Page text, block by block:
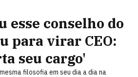
esse conselho do
para virar CEO:
seu cargo'
filosofia em seu dia a dia na